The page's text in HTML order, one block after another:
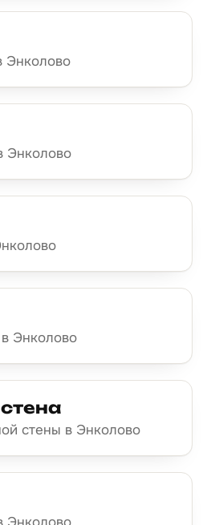
Энколово
Энколово
Энколово
стены в Энколово